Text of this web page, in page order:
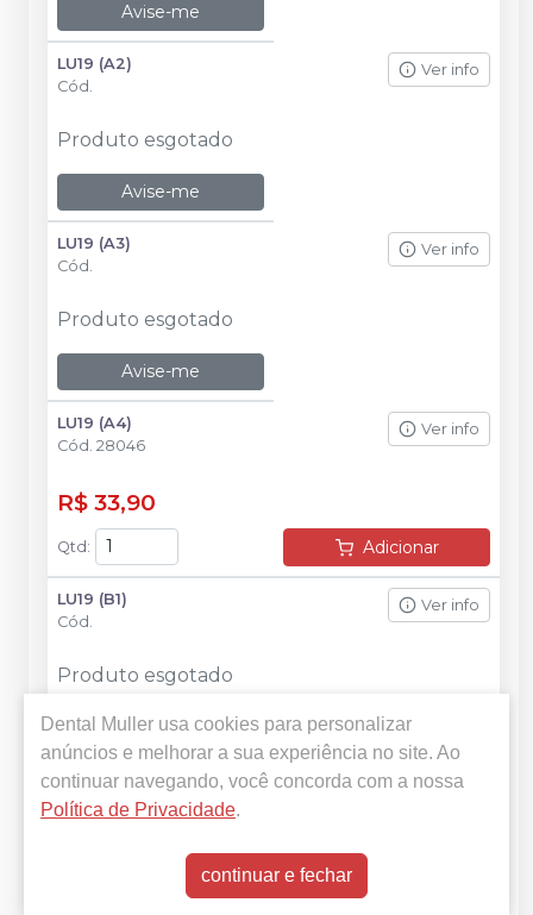
Avise-me
LU19 (A2)
Cód.
Ver info
Produto esgotado
Avise-me
LU19 (A3)
Cód.
Ver info
Produto esgotado
Avise-me
LU19 (A4)
Cód. 28046
Ver info
R$ 33,90
Qtd : Adicionar
LU19 (B1)
Cód.
Ver info
Produto esgotado
Avise-me
LU19 (B2)
Cód.
Ver info
Produto esgotado
Dental Muller usa cookies para personalizar
anúncios e melhorar a sua experiência no site. Ao
continuar navegando, você concorda com a nossa
Política de Privacidade.
continuar e fechar